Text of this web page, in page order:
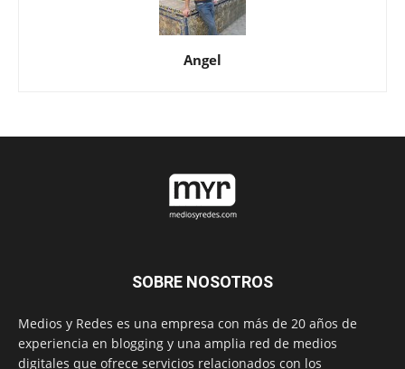
Angel
SOBRE NOSOTROS
Medios y Redes es una empresa con más de 20 años de
experiencia en blogging y una amplia red de medios
digitales que ofrece servicios relacionados con los